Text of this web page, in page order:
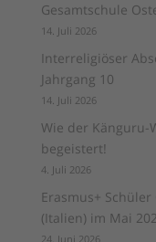
Gesamtschule
14. Juli 2026
Interreligiöser
Jahrgang 10
14. Juli 2026
Wie der Känguru-
begeistert!
4. Juli 2026
Erasmus+
(Italien) im Mai
24. Juni 2026